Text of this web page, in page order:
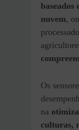
baseados
nuvem,
Os
na
culturas,